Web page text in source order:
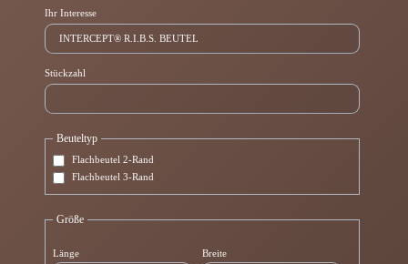
Ihr Interesse
Stückzahl
Beuteltyp
Flachbeutel 2-Rand
Flachbeutel 3-Rand
Größe
Länge Breite